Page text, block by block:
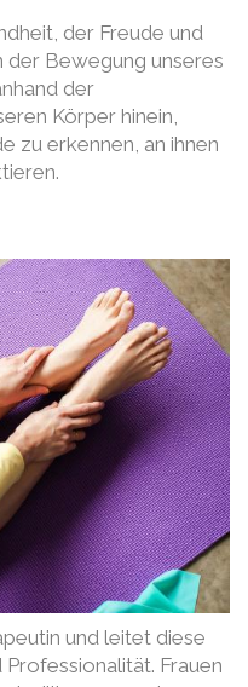
der Freude und
der Bewegung unseres
der
Körper hinein,
zu erkennen, an ihnen
und leitet diese
Frauen